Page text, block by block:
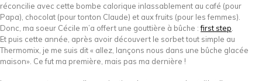
réconcilie avec cette bombe calorique inlassablement au café (pour
Papa), chocolat (pour tonton Claude) et aux fruits (pour les femmes).
Donc, ma soeur Cécile m’a offert une gouttière à bûche :first step
Et puis cette année, après avoir découvert le sorbet tout simple au
Thermomix, je me suis dit « allez, lançons nous dans une bûche glacée
maison». Ce fut ma première, mais pas ma dernière !